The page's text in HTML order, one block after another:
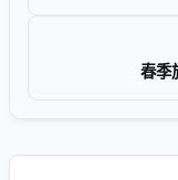
春季